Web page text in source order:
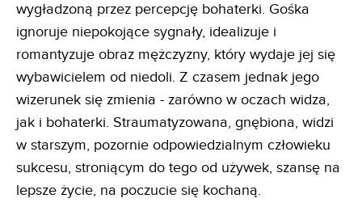
wygładzoną przez percepcję bohaterki. Gośka
ignoruje niepokojące sygnały, idealizuje i
romantyzuje obraz mężczyzny, który wydaje jej się
wybawicielem od niedoli. Z czasem jednak jego
wizerunek się zmienia - zarówno w oczach widza,
jak i bohaterki. Straumatyzowana, gnębiona, widzi
w starszym, pozornie odpowiedzialnym człowieku
sukcesu, stroniącym do tego od używek, szansę na
lepsze życie, na poczucie się kochaną.